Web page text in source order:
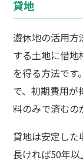
貸地
遊休地の活用方
する土地に借地
を得る方法です
で、初期費用
料のみで済むの
貸地は安定した
長ければ50年